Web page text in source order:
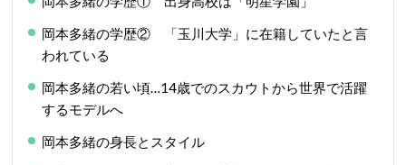
岡本多緒の学歴② 「玉川大学」に在籍していたと言
われている
岡本多緒の若い頃…14歳でのスカウトから世界で活躍
するモデルへ
岡本多緒の身長とスタイル